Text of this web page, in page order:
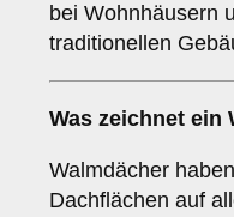
bei Wohnhäusern
traditionellen
Was zeichnet ein
Walmdächer
Dachflächen auf